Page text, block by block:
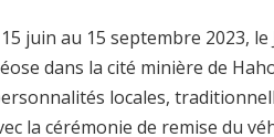
juin au 15 septembre 2023,
dans la cité minière de
locales,
la cérémonie de remise du